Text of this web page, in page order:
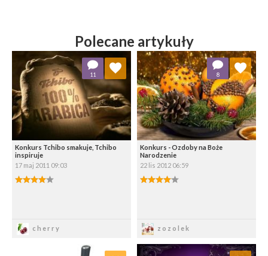
Polecane artykuły
Konkurs Tchibo smakuje, Tchibo
inspiruje
17 maj 2011 09:03
4.00/5
cherry
11
Dodaj do ulubionych
Wybierz listę:
Konkurs - Ozdoby na Boże
Narodzenie
22 lis 2012 06:59
4.00/5
zozolek
8
Dodaj do ulubionych
Wybierz listę:
Dodaj do ulubionych Dodaj do ulubionych